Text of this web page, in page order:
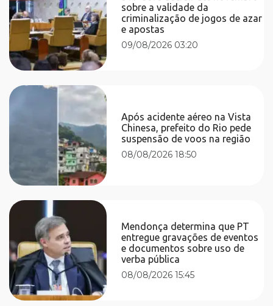
sobre a validade da
criminalização de jogos de azar
e apostas
09/08/2026 03:20
Após acidente aéreo na Vista
Chinesa, prefeito do Rio pede
suspensão de voos na região
08/08/2026 18:50
Mendonça determina que PT
entregue gravações de eventos
e documentos sobre uso de
verba pública
08/08/2026 15:45